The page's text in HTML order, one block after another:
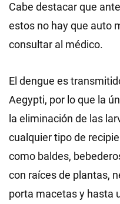
Cabe destacar que
estos no hay que auto
consultar al médico.
El dengue es
Aegypti, por lo que la
la eliminación de las
cualquier tipo de
como baldes,
con raíces de plantas,
porta macetas y hasta